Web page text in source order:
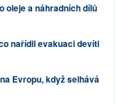
oleje a náhradních dílů
nařídil evakuaci devíti
Evropu, když selhává